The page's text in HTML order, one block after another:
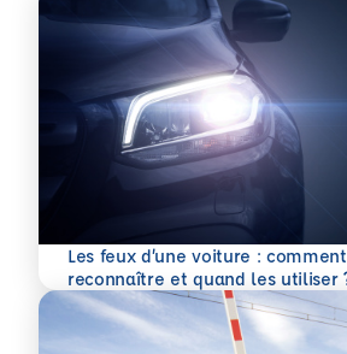
Les feux d’une voiture :
reconnaître et quand les utiliser
En savoir plus